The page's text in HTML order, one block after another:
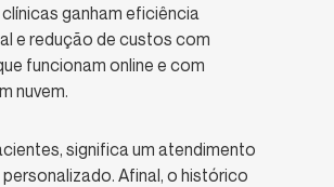
ganham eficiência
e redução de custos com
funcionam online e com
nuvem.
significa um atendimento
personalizado. Afinal, o histórico